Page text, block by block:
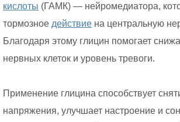
кислоты (ГАМК) — нейромедиатора,
тормозное действие на центральную
Благодаря этому глицин помогает
нервных клеток и уровень тревоги.
Применение глицина способствует
напряжения, улучшает настроение и